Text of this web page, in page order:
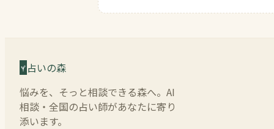
占いの森
悩みを、そっと相談できる森へ。AI
相談・全国の占い師があなたに寄り
添います。